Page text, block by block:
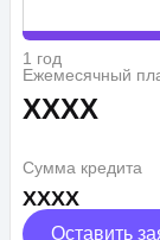
1 год
Ежемесячный
XXXX
Сумма кредита
XXXX
Оставить